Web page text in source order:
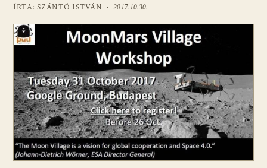
ÍRTA: SZÁNTÓ ISTVÁN ·2017.10.30.